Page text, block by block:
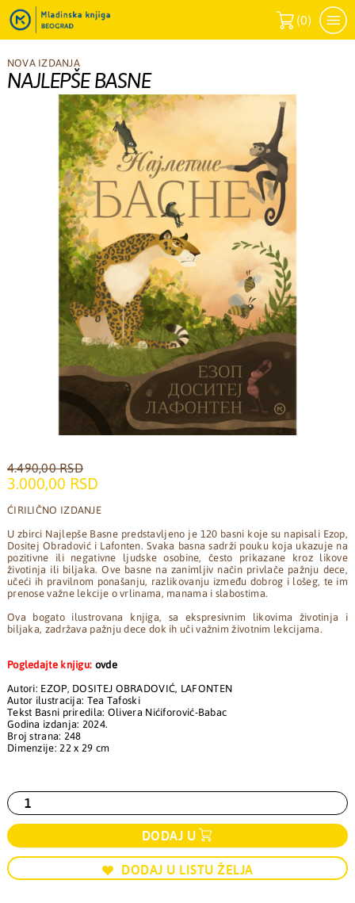
(0)
NOVA IZDANJA
NAJLEPŠE BASNE
4.490,00 RSD
3.000,00 RSD
ĆIRILIČNO IZDANJE
U zbirci Najlepše Basne predstavljeno je 120 basni koje su napisali Ezop,
Dositej Obradović i Lafonten. Svaka basna sadrži pouku koja ukazuje na
pozitivne ili negativne ljudske osobine, često prikazane kroz likove
životinja ili biljaka. Ove basne na zanimljiv način privlače pažnju dece,
učeći ih pravilnom ponašanju, razlikovanju između dobrog i lošeg, te im
prenose važne lekcije o vrlinama, manama i slabostima.
Ova bogato ilustrovana knjiga, sa ekspresivnim likovima životinja i
biljaka, zadržava pažnju dece dok ih uči važnim životnim lekcijama.
Pogledajte knjigu: ovde
Autori: EZOP, DOSITEJ OBRADOVIĆ, LAFONTEN
Autor ilustracija: Tea Tafoski
Tekst Basni priredila: Olivera Nićiforović-Babac
Godina izdanja: 2024.
Broj strana: 248
Dimenzije: 22 x 29 cm
DODAJ U
DODAJ U LISTU ŽELJA